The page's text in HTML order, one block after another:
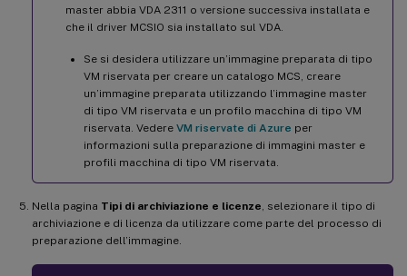
master abbia VDA 2311 o versione successiva installata e
che il driver MCSIO sia installato sul VDA.
Se si desidera utilizzare un’immagine preparata di tipo
VM riservata per creare un catalogo MCS, creare
un’immagine preparata utilizzando l’immagine master
di tipo VM riservata e un profilo macchina di tipo VM
riservata. Vedere VM riservate di Azure per
informazioni sulla preparazione di immagini master e
profili macchina di tipo VM riservata.
Nella pagina Tipi di archiviazione e licenze , selezionare il tipo di
archiviazione e di licenza da utilizzare come parte del processo di
preparazione dell’immagine.